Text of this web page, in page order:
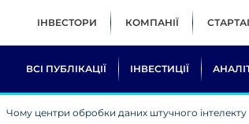
ІНВЕСТОРИ КОМПАНІЇ
ВСІ ПУБЛІКАЦІЇ ІНВЕСТИЦІЇ
Чому центри обробки даних штучного інтелекту